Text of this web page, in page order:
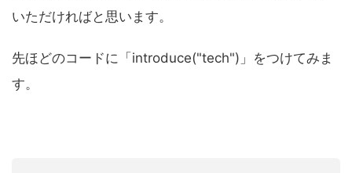
いただければと思います。
先ほどのコードに「introduce("tech")」をつけてみま
す。